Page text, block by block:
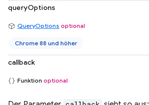
queryOptions
QueryOptions optional
Chrome 88 und höher
callback
Funktion optional